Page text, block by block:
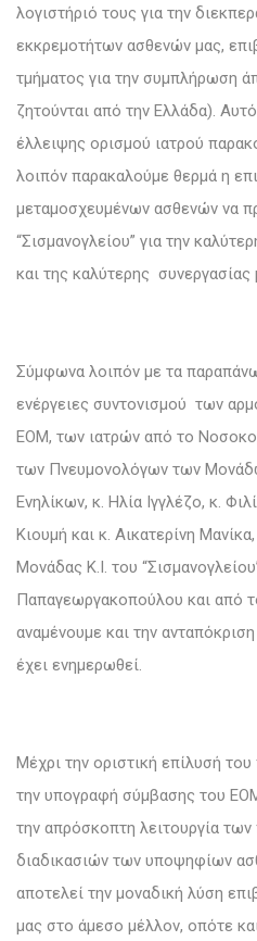
λογιστήριό τους για την
εκκρεμοτήτων ασθενών μας,
τμήματος για την συμπλήρωση
ζητούνται από την Ελλάδα). Αυτό
έλλειψης ορισμού ιατρού
λοιπόν παρακαλούμε θερμά η
μεταμοσχευμένων ασθενών να
“Σισμανογλείου” για την
και της καλύτερης συνεργασίας
Σύμφωνα λοιπόν με τα παραπάνω
ενέργειες συντονισμού των
ΕΟΜ, των ιατρών από το
των Πνευμονολόγων των
Ενηλίκων, κ. Ηλία Ιγγλέζο, κ.
Κιουμή και κ. Αικατερίνη
Μονάδας Κ.Ι. του
Παπαγεωργακοπούλου και από
αναμένουμε και την
έχει ενημερωθεί.
Μέχρι την οριστική επίλυσή
την υπογραφή σύμβασης του
την απρόσκοπτη λειτουργία
διαδικασιών των υποψηφίων
αποτελεί την μοναδική λύση
μας στο άμεσο μέλλον, οπότε